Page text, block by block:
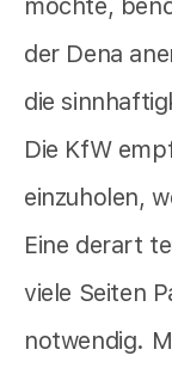
möchte,
der Dena
die
Die KfW
einzuholen,
Eine derart
viele Seiten
notwendig.